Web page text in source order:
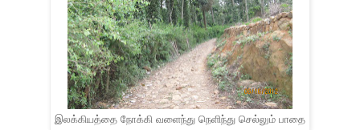
இலக்கியத்தை நோக்கி வளைந்து நெளிந்து செல்லும் பாதை